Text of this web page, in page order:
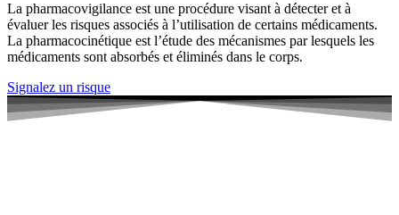
La pharmacovigilance est une procédure visant à détecter et à
évaluer les risques associés à l’utilisation de certains médicaments.
La pharmacocinétique est l’étude des mécanismes par lesquels les
médicaments sont absorbés et éliminés dans le corps.
Signalez un risque